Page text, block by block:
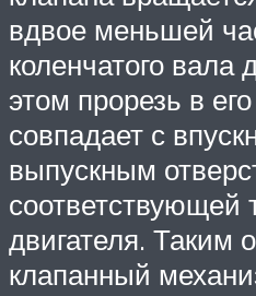
вдвое меньшей
коленчатого вала
этом прорезь в
совпадает с
выпускным
соответствующей
двигателя. Таким
клапанный